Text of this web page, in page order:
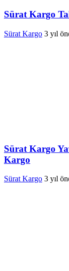
Sürat Kargo
Sürat Kargo 3 yıl
Sürat Kargo
Kargo
Sürat Kargo 3 yıl